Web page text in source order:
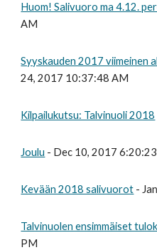
Huom! Salivuoro ma 4.12.
AM
Syyskauden 2017 viimeinen
24, 2017 10:37:48 AM
Kilpailukutsu: Talvinuoli 2018
Joulu - Dec 10, 2017
Kevään 2018 salivuorot -
Talvinuolen ensimmäiset
PM